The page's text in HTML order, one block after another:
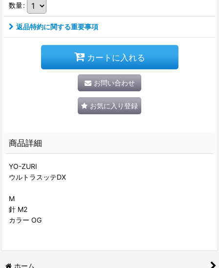
数量:
返品特約に関する重要事項
カートに入れる
お問い合わせ
お気に入り登録
商品詳細
YO-ZURI
ウルトラスッテDX
M
針 M2
カラー OG
ホーム